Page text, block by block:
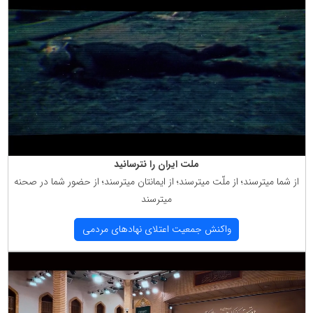
ملت ایران را نترسانید
از شما میترسند؛ از ملّت میترسند؛ از ایمانتان میترسند؛ از حضور شما در صحنه
میترسند
واكنش جمعیت اعتلای نهادهای مردمی